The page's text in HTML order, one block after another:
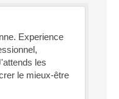
Experience
les
le mieux-être